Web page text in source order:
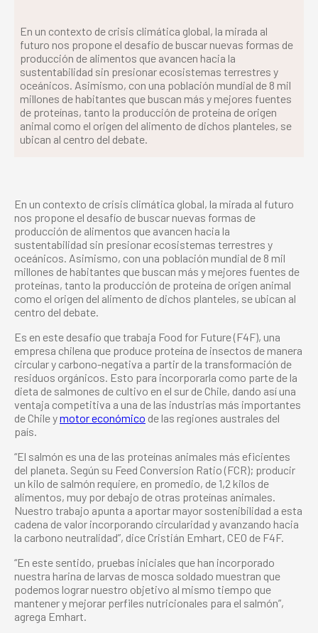
En un contexto de crisis climática global, la mirada al
futuro nos propone el desafío de buscar nuevas formas de
producción de alimentos que avancen hacia la
sustentabilidad sin presionar ecosistemas terrestres y
oceánicos. Asimismo, con una población mundial de 8 mil
millones de habitantes que buscan más y mejores fuentes
de proteínas, tanto la producción de proteína de origen
animal como el origen del alimento de dichos planteles, se
ubican al centro del debate.
En un contexto de crisis climática global, la mirada al futuro
nos propone el desafío de buscar nuevas formas de
producción de alimentos que avancen hacia la
sustentabilidad sin presionar ecosistemas terrestres y
oceánicos. Asimismo, con una población mundial de 8 mil
millones de habitantes que buscan más y mejores fuentes de
proteínas, tanto la producción de proteína de origen animal
como el origen del alimento de dichos planteles, se ubican al
centro del debate.
Es en este desafío que trabaja Food for Future (F4F), una
empresa chilena que produce proteína de insectos de manera
circular y carbono-negativa a partir de la transformación de
residuos orgánicos. Esto para incorporarla como parte de la
dieta de salmones de cultivo en el sur de Chile, dando así una
ventaja competitiva a una de las industrias más importantes
de Chile ymotor económico de las regiones australes del
país.
“El salmón es una de las proteínas animales más eficientes
del planeta. Según su Feed Conversion Ratio (FCR); producir
un kilo de salmón requiere, en promedio, de 1,2 kilos de
alimentos, muy por debajo de otras proteínas animales.
Nuestro trabajo apunta a aportar mayor sostenibilidad a esta
cadena de valor incorporando circularidad y avanzando hacia
la carbono neutralidad”, dice Cristián Emhart, CEO de F4F.
“En este sentido, pruebas iniciales que han incorporado
nuestra harina de larvas de mosca soldado muestran que
podemos lograr nuestro objetivo al mismo tiempo que
mantener y mejorar perfiles nutricionales para el salmón”,
agrega Emhart.